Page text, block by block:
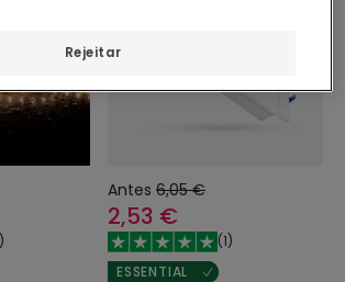
)
Antes 6,05 €
2,53 €
(1)
ESSENTIAL
Rejeitar